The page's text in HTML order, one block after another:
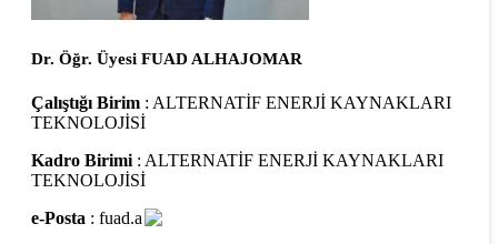
Dr. Öğr. Üyesi FUAD ALHAJOMAR
Çalıştığı Birim : ALTERNATİF ENERJİ KAYNAKLARI
TEKNOLOJİSİ
Kadro Birimi : ALTERNATİF ENERJİ KAYNAKLARI
TEKNOLOJİSİ
e-Posta : fuad.a